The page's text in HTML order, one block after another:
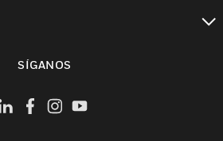
SÍGANOS